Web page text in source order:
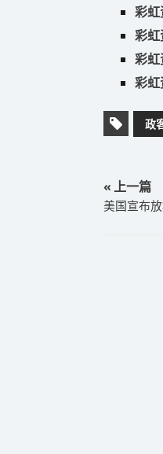
彩
彩
彩
彩
政
« 上一篇
美国宣布